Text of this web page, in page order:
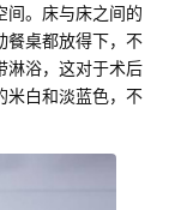
间。床与床之间的
餐桌都放得下，不
淋浴，这对于术后
米白和淡蓝色，不